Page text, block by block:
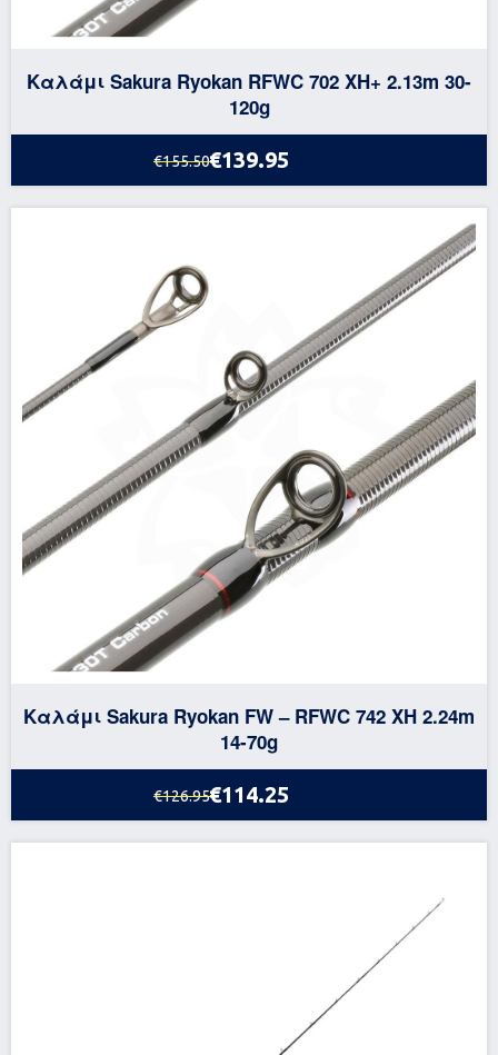
Καλάμι Sakura Ryokan RFWC 702 XH+ 2.13m 30-
120g
€155.50€139.95
Καλάμι Sakura Ryokan FW – RFWC 742 XH 2.24m
14-70g
€126.95€114.25